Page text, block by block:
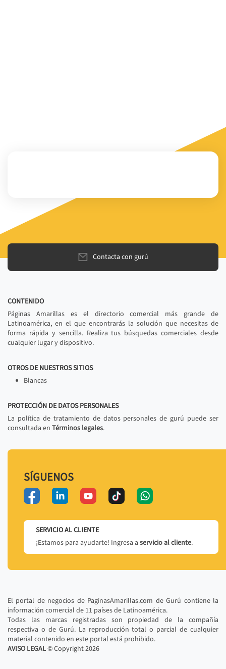
Contacta con gurú
CONTENIDO
Páginas Amarillas es el directorio comercial más grande de
Latinoamérica, en el que encontrarás la solución que necesitas de
forma rápida y sencilla. Realiza tus búsquedas comerciales desde
cualquier lugar y dispositivo.
OTROS DE NUESTROS SITIOS
Blancas
PROTECCIÓN DE DATOS PERSONALES
La política de tratamiento de datos personales de gurú puede ser
consultada en Términos legales.
SÍGUENOS
SERVICIO AL CLIENTE
¡Estamos para ayudarte! Ingresa a servicio al cliente.
El portal de negocios de PaginasAmarillas.com de Gurú contiene la
información comercial de 11 países de Latinoamérica.
Todas las marcas registradas son propiedad de la compañía
respectiva o de Gurú. La reproducción total o parcial de cualquier
material contenido en este portal está prohibido.
AVISO LEGAL© Copyright2026